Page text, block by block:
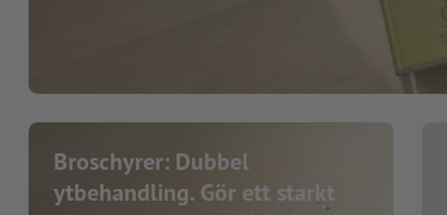
Broschyrer: Dubbel
ytbehandling. Gör ett starkt